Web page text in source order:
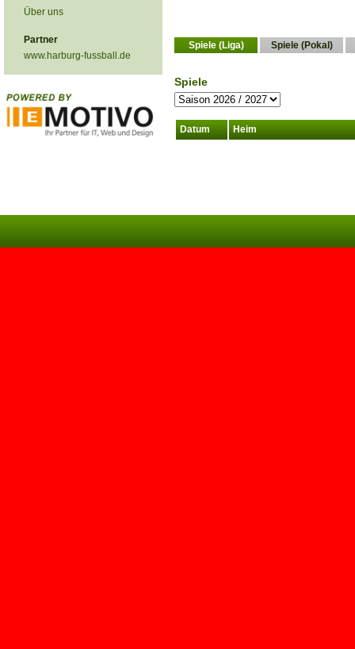
Über uns
Partner
www.harburg-fussball.de
Spiele (Liga) Spiele (Pokal)
Spiele
Datum Heim